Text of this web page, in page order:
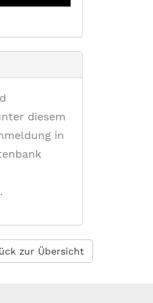
diesem
in
zur Übersicht